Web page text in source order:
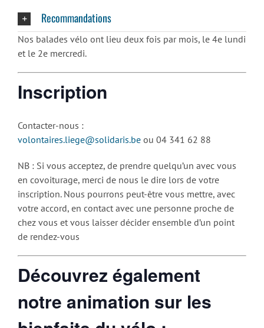
Recommandations
Nos balades vélo ont lieu deux fois par mois, le 4e lundi
et le 2e mercredi.
Inscription
Contacter-nous :
volontaires.liege@solidaris.be ou 04 341 62 88
NB : Si vous acceptez, de prendre quelqu’un avec vous
en covoiturage, merci de nous le dire lors de votre
inscription. Nous pourrons peut-être vous mettre, avec
votre accord, en contact avec une personne proche de
chez vous et vous laisser décider ensemble d’un point
de rendez-vous
Découvrez également
notre animation sur les